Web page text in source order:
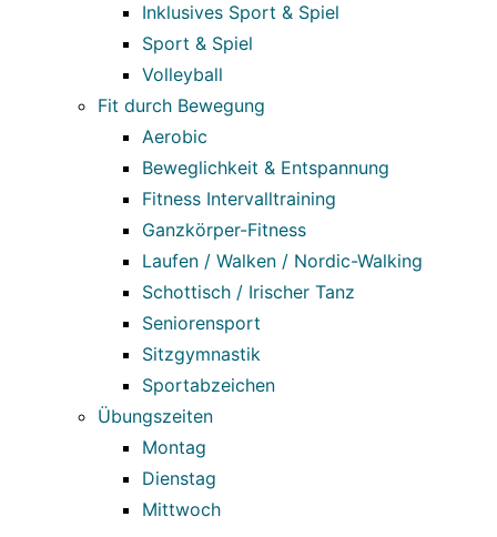
Inklusives Sport & Spiel
Sport & Spiel
Volleyball
Fit durch Bewegung
Aerobic
Beweglichkeit & Entspannung
Fitness Intervalltraining
Ganzkörper-Fitness
Laufen / Walken / Nordic-Walking
Schottisch / Irischer Tanz
Seniorensport
Sitzgymnastik
Sportabzeichen
Übungszeiten
Montag
Dienstag
Mittwoch